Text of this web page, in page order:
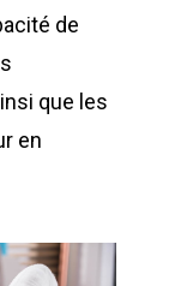
de
que les
en